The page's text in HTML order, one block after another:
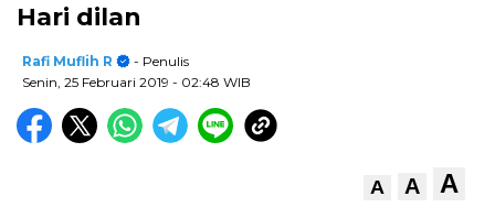
Hari dilan
Rafi Muflih R
- Penulis
Senin, 25 Februari 2019 - 02:48 WIB
A A A